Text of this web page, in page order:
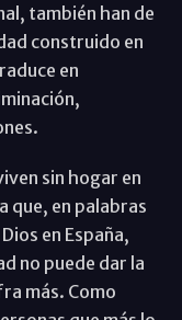
también han de
construido en
en
sin hogar en
que, en palabras
en España,
no puede dar la
más. Como